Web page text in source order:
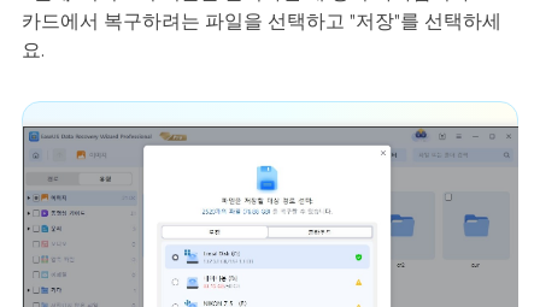
카드에서 복구하려는 파일을 선택하고 "저장"를 선택하세
요.